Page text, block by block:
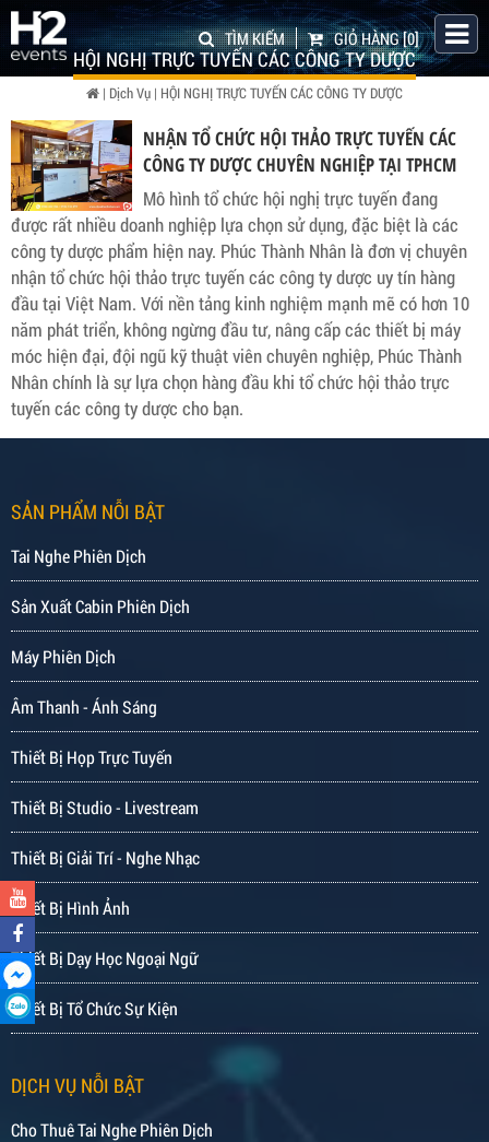
GIỎ HÀNG[0]
TÌM KIẾM
HỘI NGHỊ TRỰC TUYẾN CÁC CÔNG TY DƯỢC
| Dịch Vụ | HỘI NGHỊ TRỰC TUYẾN CÁC CÔNG TY DƯỢC
NHẬN TỔ CHỨC HỘI THẢO TRỰC TUYẾN CÁC
CÔNG TY DƯỢC CHUYÊN NGHIỆP TẠI TPHCM
Mô hình tổ chức hội nghị trực tuyến đang
được rất nhiều doanh nghiệp lựa chọn sử dụng, đặc biệt là các
công ty dược phẩm hiện nay. Phúc Thành Nhân là đơn vị chuyên
nhận tổ chức hội thảo trực tuyến các công ty dược uy tín hàng
đầu tại Việt Nam. Với nền tảng kinh nghiệm mạnh mẽ có hơn 10
năm phát triển, không ngừng đầu tư, nâng cấp các thiết bị máy
móc hiện đại, đội ngũ kỹ thuật viên chuyên nghiệp, Phúc Thành
Nhân chính là sự lựa chọn hàng đầu khi tổ chức hội thảo trực
tuyến các công ty dược cho bạn.
SẢN PHẨM NỖI BẬT
Tai Nghe Phiên Dịch
Sản Xuất Cabin Phiên Dịch
Máy Phiên Dịch
Âm Thanh - Ánh Sáng
Thiết Bị Họp Trực Tuyến
Thiết Bị Studio - Livestream
Thiết Bị Giải Trí - Nghe Nhạc
Thiết Bị Hình Ảnh
Thiết Bị Dạy Học Ngoại Ngữ
Thiết Bị Tổ Chức Sự Kiện
DỊCH VỤ NỖI BẬT
Cho Thuê Tai Nghe Phiên Dịch